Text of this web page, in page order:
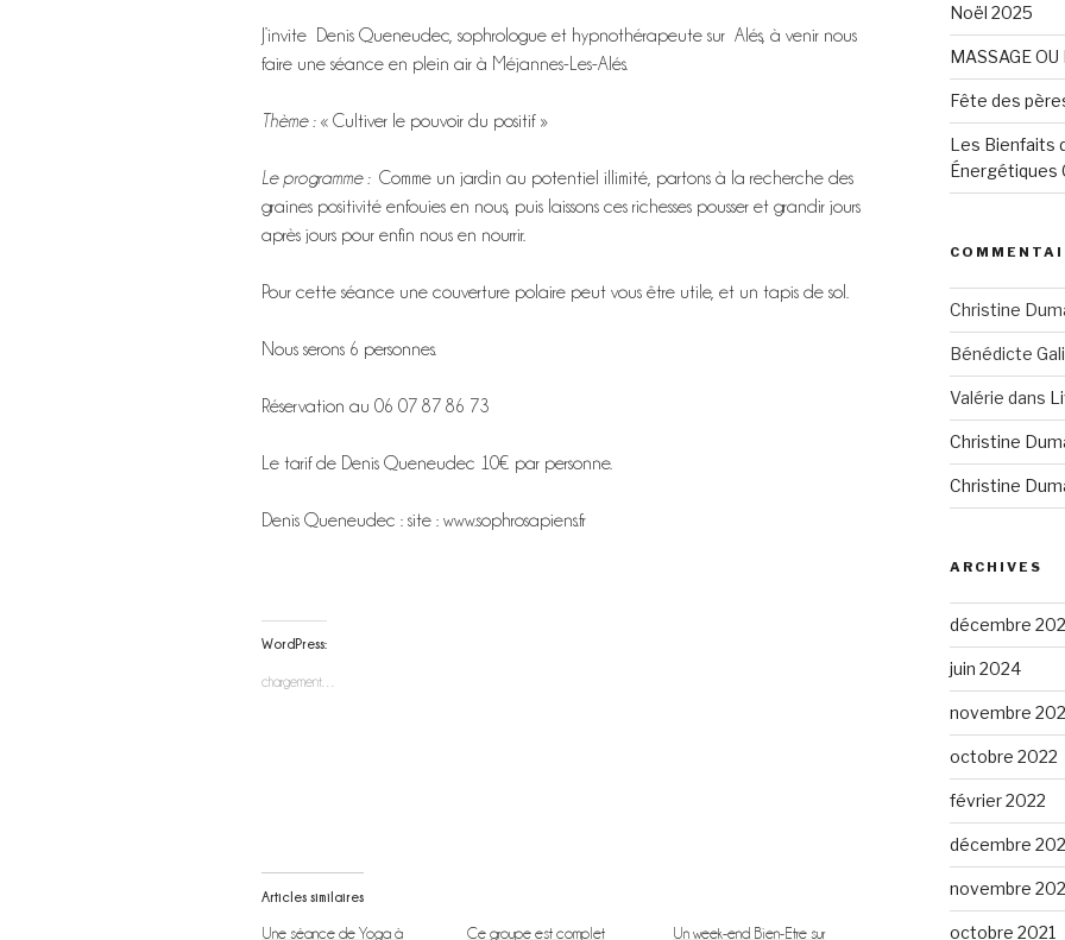
J’invite Denis Queneudec, sophrologue et hypnothérapeute sur Alés, à venir nous
faire une séance en plein air à Méjannes-Les-Alés.
Thème :« Cultiver le pouvoir du positif »
Le programme :Comme un jardin au potentiel illimité, partons à la recherche des
graines positivité enfouies en nous, puis laissons ces richesses pousser et grandir jours
après jours pour enfin nous en nourrir.
Pour cette séance une couverture polaire peut vous être utile, et un tapis de sol.
Nous serons 6 personnes.
Réservation au 06 07 87 86 73
Le tarif de Denis Queneudec 10€ par personne.
Denis Queneudec : site : www.sophrosapiens.fr
WordPress:
chargement…
Articles similaires
Une séance de Yoga à
Ce groupe est complet
Un week-end Bien-Etre sur
Noël 2025
MASSAGE
Fête des
Les Bienfaits
Énergétiques
Christine
Bénédicte
Valérie dans
Christine
Christine
ARCHIVES
décembre
juin 2024
novembre
octobre 2022
février 2022
décembre
novembre
octobre 2021